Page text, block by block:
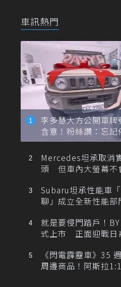
車訊熱門
李多慧大方公開車牌
含意！粉絲讚：忘記
忙找車
Mercedes坦承取消
頭 但車內大螢幕不
Subaru坦承性能車
聊」成立全新性能部
就是要侵門踏戶！
式上市 正面迎戰日
《閃電霹靂車》35
周邊商品！阿斯拉